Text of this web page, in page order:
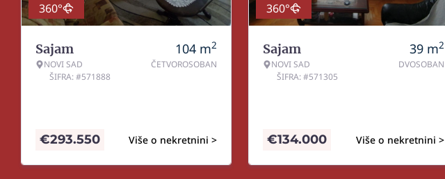
360°
Sajam
NOVI SAD
ŠIFRA: #571888
104 m2
ČETVOROSOBAN
Više o nekretnini >
€293.550
360°
Sajam
NOVI SAD
ŠIFRA: #571305
39 m2
DVOSOBAN
Više o nekretnini >
€134.000